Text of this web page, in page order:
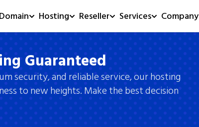
Domain Hosting Reseller Services Company
Guaranteed
security, and reliable service, our hosting
to new heights. Make the best decision